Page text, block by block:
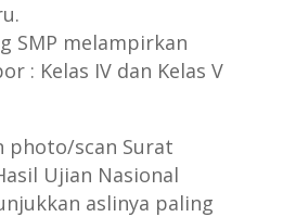
SMP melampirkan
: Kelas IV dan Kelas V
photo/scan Surat
Ujian Nasional
aslinya paling